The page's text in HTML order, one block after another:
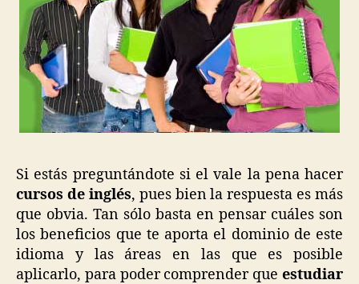
Si estás preguntándote si el vale la pena hacer
cursos de inglés, pues bien la respuesta es más
que obvia. Tan sólo basta en pensar cuáles son
los beneficios que te aporta el dominio de este
idioma y las áreas en las que es posible
aplicarlo, para poder comprender que estudiar